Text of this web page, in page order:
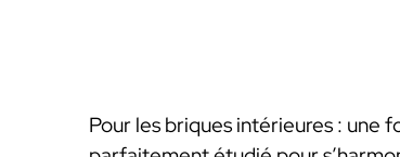
Pour les briques intérieures : une